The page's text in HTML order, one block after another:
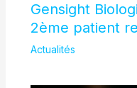
Gensight
2ème patient
Actualités